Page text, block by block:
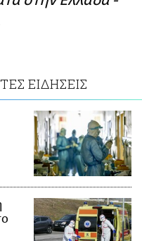
ΕΙΔΗΣΕΙΣ